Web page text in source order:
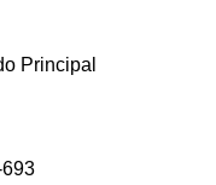
Principal